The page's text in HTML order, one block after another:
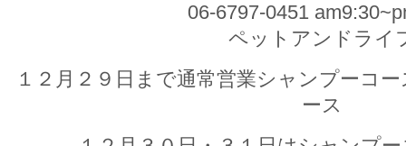
06-6797-0451
ペットアンドライ
１２月２９日まで通常営業シャンプーコ
ース